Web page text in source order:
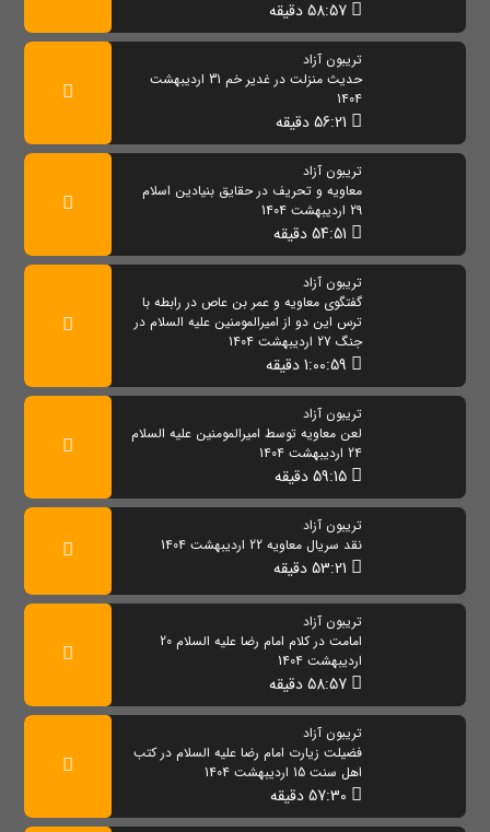
تریبون آزاد
حدیث منزلت در غدیر خم 31 اردیبهشت
1404
تریبون آزاد
معاویه و تحریف در حقایق بنیادین اسلام
29 اردیبهشت 1404
تریبون آزاد
گفتگوی معاویه و عمر بن عاص در رابطه با
ترس این دو از امیرالمومنین علیه السلام در
جنگ 27 اردیبهشت 1404
تریبون آزاد
لعن معاویه توسط امیرالمومنین علیه السلام
24 اردیبهشت 1404
تریبون آزاد
نقد سریال معاویه 22 اردیبهشت 1404
تریبون آزاد
امامت در کلام امام رضا علیه السلام 20
اردیبهشت 1404
تریبون آزاد
فضیلت زیارت امام رضا علیه السلام در کتب
اهل سنت 15 اردیبهشت 1404